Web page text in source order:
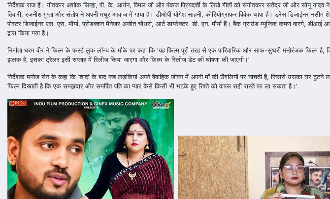
निर्देशक राज हैं। गीतकार अशोक सिन्हा, पी. के. आर्यन, विमल जी और पंकज प्रियदर्शी के लिखे गीतों को संगीतकार सतेंद्र जी और सोनू यादव
तिवारी, रजनीश गुप्ता और संतोष ने अपनी मधुर आवाज में गाया है। डीओपी योगेश साहनी, कोरियोग्राफर विवेक थापा हैं। ड्रेस डिजाईनर
पोस्टर डिजाईनर एस. एस. मौर्या, प्रोडक्शन मैनेजर अजीत चौधरी, आर्ट डायरेक्टर डी. एन. मौर्या हैं। बैक ग्राउंड म्यूजिक कमण वारगे, डीआई
द्वारा किया गया है।
निर्माता धरम वीर ने फिल्म के फर्स्ट लुक लॉन्च के मौके पर कहा कि ‘यह फिल्म पूरी तरह से एक पारिवारिक और साफ-सुथरी मनोरंजक फिल्म
झलक है, इसका ट्रेलर इसी सप्ताह में रिलीज किया जाएगा और फ़िल्म के रिलीज डेट की घोषणा की जाएगी।’
निर्देशक मनोज सेन के कहा कि ‘शादी के बाद जब लड़कियां अपने वैवाहिक जीवन में अपनी माँ की उँगलियों पर नाचती है, जिससे उसका घर टूटने
फिल्म दिखाती है कि एक समझदार और समर्पित पति का प्यार कैसे किसी भी भटके हुए रिश्ते को वापस सही रास्ते पर ला सकता है।’